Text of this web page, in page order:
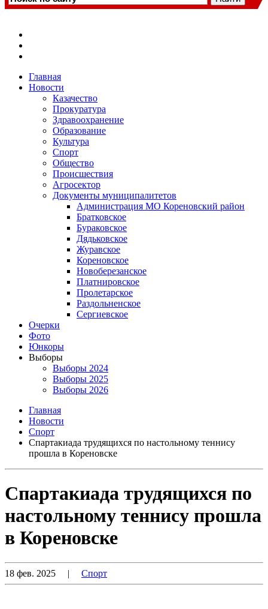
Главная
Новости
Казачество
Прокуратура
Здравоохранение
Образование
Культура
Спорт
Общество
Происшествия
Агросектор
Документы муниципалитетов
Администрация МО Кореновский район
Братковское
Бураковское
Дядьковское
Журавское
Кореновское
Новоберезанское
Платнировское
Пролетарское
Раздольненское
Сергиевское
Очерки
Фото
Юнкоры
Выборы
Выборы 2024
Выборы 2025
Выборы 2026
Главная
Новости
Спорт
Спартакиада трудящихся по настольному теннису
прошла в Кореновске
Спартакиада трудящихся по
настольному теннису прошла
в Кореновске
18 фев. 2025 | Спорт